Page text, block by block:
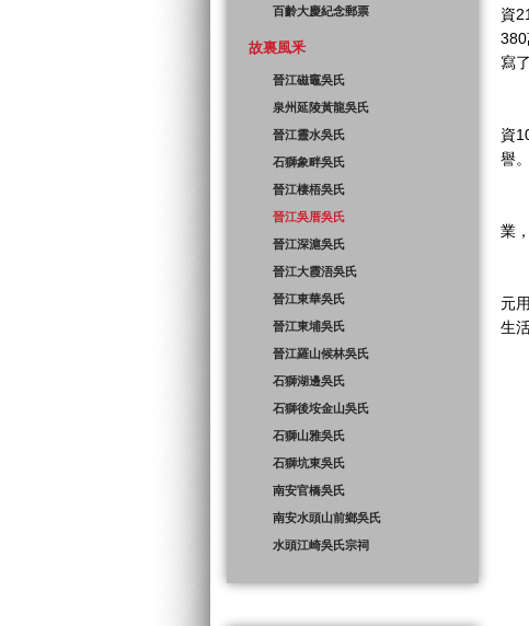
資
寫
無
資
譽。
旅
業
吳
元
生
數
百齡大慶紀念郵票
故裏風釆
晉江磁竈吳氏
泉州延陵黃龍吳氏
晉江靈水吳氏
石獅象畔吳氏
晉江棲梧吳氏
晉江吳厝吳氏
晉江深滬吳氏
晉江大霞浯吳氏
晉江東華吳氏
晉江東埔吳氏
晉江羅山候林吳氏
石獅湖邊吳氏
石獅後垵金山吳氏
石獅山雅吳氏
石獅坑東吳氏
南安官橋吳氏
南安水頭山前鄉吳氏
水頭江崎吳氏宗祠